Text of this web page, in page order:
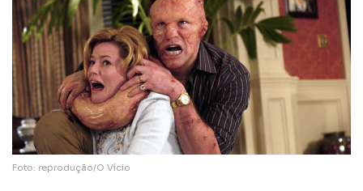
Foto: reprodução/O Vício